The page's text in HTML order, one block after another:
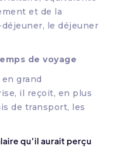
et de la
le déjeuner
de voyage
grand
il reçoit, en plus
de transport, les
qu'il aurait perçu